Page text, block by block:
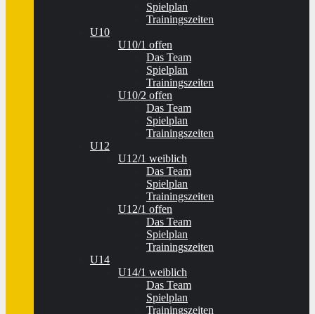
Spielplan
Trainingszeiten
U10
U10/1 offen
Das Team
Spielplan
Trainingszeiten
U10/2 offen
Das Team
Spielplan
Trainingszeiten
U12
U12/1 weiblich
Das Team
Spielplan
Trainingszeiten
U12/1 offen
Das Team
Spielplan
Trainingszeiten
U14
U14/1 weiblich
Das Team
Spielplan
Trainingszeiten